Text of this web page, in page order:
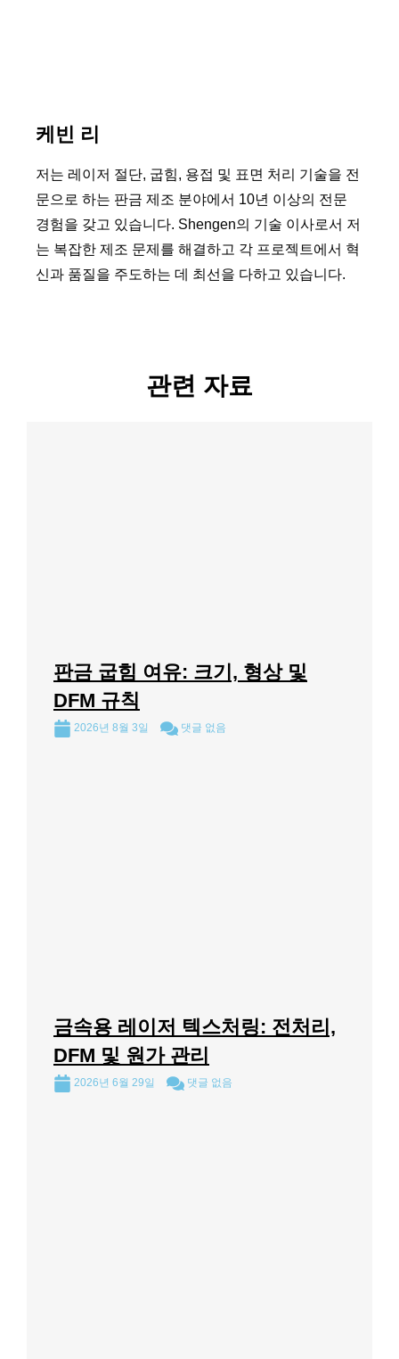
케빈 리
저는 레이저 절단, 굽힘, 용접 및 표면 처리 기술을 전
문으로 하는 판금 제조 분야에서 10년 이상의 전문
경험을 갖고 있습니다. Shengen의 기술 이사로서 저
는 복잡한 제조 문제를 해결하고 각 프로젝트에서 혁
신과 품질을 주도하는 데 최선을 다하고 있습니다.
관련 자료
판금 굽힘 여유: 크기, 형상 및
DFM 규칙
2026년 8월 3일 댓글 없음
금속용 레이저 텍스처링: 전처리,
DFM 및 원가 관리
2026년 6월 29일 댓글 없음